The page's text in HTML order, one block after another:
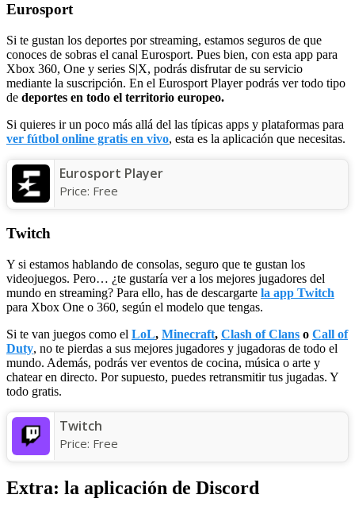
Eurosport
Si te gustan los deportes por streaming, estamos seguros de que
conoces de sobras el canal Eurosport. Pues bien, con esta app para
Xbox 360, One y series S|X, podrás disfrutar de su servicio
mediante la suscripción. En el Eurosport Player podrás ver todo tipo
de deportes en todo el territorio europeo.
Si quieres ir un poco más allá del las típicas apps y plataformas para
ver fútbol online gratis en vivo, esta es la aplicación que necesitas.
Eurosport Player
Price: Free
Twitch
Y si estamos hablando de consolas, seguro que te gustan los
videojuegos. Pero… ¿te gustaría ver a los mejores jugadores del
mundo en streaming? Para ello, has de descargarte la app Twitch
para Xbox One o 360, según el modelo que tengas.
Si te van juegos como el LoL, Minecraft, Clash of Clans o Call of
Duty, no te pierdas a sus mejores jugadores y jugadoras de todo el
mundo. Además, podrás ver eventos de cocina, música o arte y
chatear en directo. Por supuesto, puedes retransmitir tus jugadas. Y
todo gratis.
Twitch
Price: Free
Extra: la aplicación de Discord